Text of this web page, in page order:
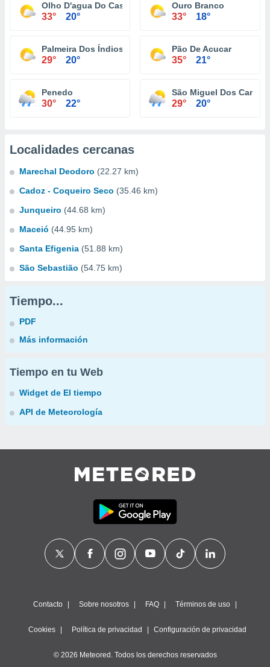
Olho D'agua Do Casado
33° 20°
Ouro Branco
33° 18°
Palmeira Dos Índios
29° 20°
Pão De Acucar
35° 21°
Penedo
30° 22°
São Miguel Dos
29° 20°
Localidades cercanas
Marechal Deodoro (22.27 km)
Cadoz - Coqueiro Seco (35.46 km)
Junqueiro (44.68 km)
Maceió (44.95 km)
Santa Efigenia (51.88 km)
São Sebastião (54.75 km)
Tiempo...
PDF
Más información
Tiempo en tu Web
Widget de El tiempo
API de Meteorología
Contacto Sobre nosotros FAQ Términos de uso
Cookies Política de privacidad Configuración de privacidad
© 2026 Meteored. Todos los derechos reservados